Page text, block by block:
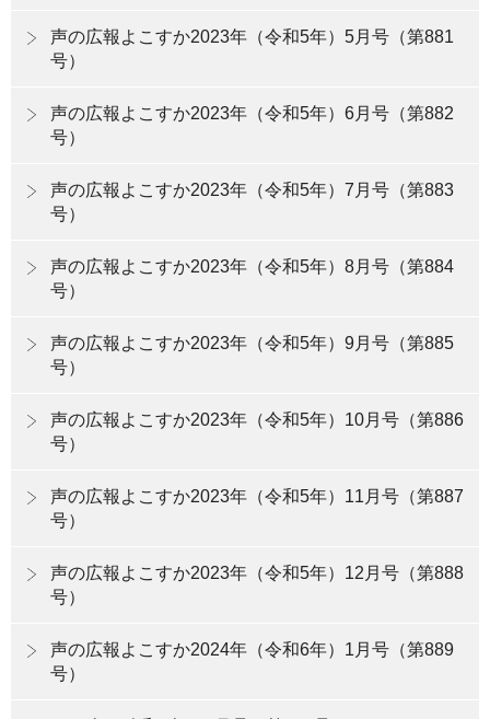
声の広報よこすか2023年（令和5年）5月号（第881
号）
声の広報よこすか2023年（令和5年）6月号（第882
号）
声の広報よこすか2023年（令和5年）7月号（第883
号）
声の広報よこすか2023年（令和5年）8月号（第884
号）
声の広報よこすか2023年（令和5年）9月号（第885
号）
声の広報よこすか2023年（令和5年）10月号（第886
号）
声の広報よこすか2023年（令和5年）11月号（第887
号）
声の広報よこすか2023年（令和5年）12月号（第888
号）
声の広報よこすか2024年（令和6年）1月号（第889
号）